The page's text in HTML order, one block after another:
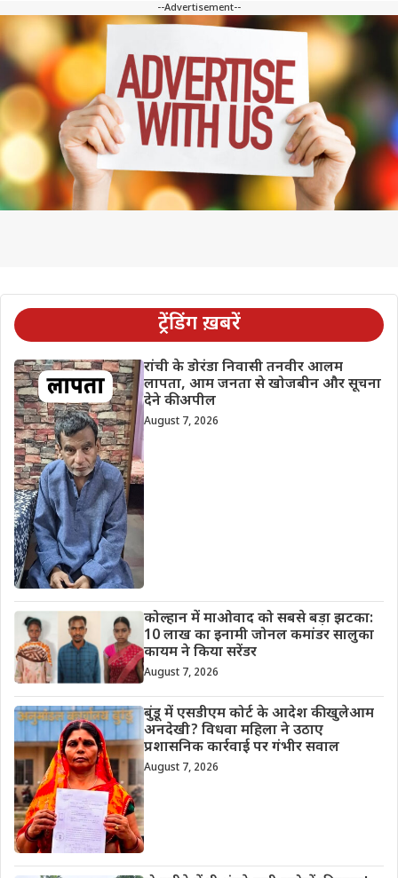
--Advertisement--
ट्रेंडिंग ख़बरें
रांची के डोरंडा निवासी तनवीर आलम
लापता, आम जनता से खोजबीन और सूचना
देने की अपील
August 7, 2026
कोल्हान में माओवाद को सबसे बड़ा झटका:
10 लाख का इनामी जोनल कमांडर सालुका
कायम ने किया सरेंडर
August 7, 2026
बुंडू में एसडीएम कोर्ट के आदेश की खुलेआम
अनदेखी? विधवा महिला ने उठाए
प्रशासनिक कार्रवाई पर गंभीर सवाल
August 7, 2026